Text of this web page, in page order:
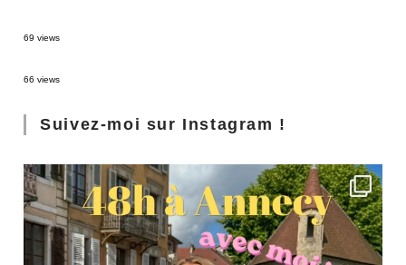
69 views
66 views
Suivez-moi sur Instagram !